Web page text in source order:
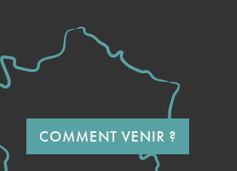
COMMENT VENIR ?